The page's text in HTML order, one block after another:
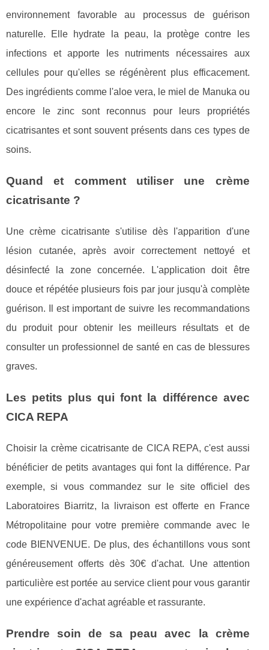
environnement favorable au processus de guérison
naturelle. Elle hydrate la peau, la protège contre les
infections et apporte les nutriments nécessaires aux
cellules pour qu'elles se régénèrent plus efficacement.
Des ingrédients comme l'aloe vera, le miel de Manuka ou
encore le zinc sont reconnus pour leurs propriétés
cicatrisantes et sont souvent présents dans ces types de
soins.
Quand et comment utiliser une crème
cicatrisante ?
Une crème cicatrisante s'utilise dès l'apparition d'une
lésion cutanée, après avoir correctement nettoyé et
désinfecté la zone concernée. L'application doit être
douce et répétée plusieurs fois par jour jusqu'à complète
guérison. Il est important de suivre les recommandations
du produit pour obtenir les meilleurs résultats et de
consulter un professionnel de santé en cas de blessures
graves.
Les petits plus qui font la différence avec
CICA REPA
Choisir la crème cicatrisante de CICA REPA, c'est aussi
bénéficier de petits avantages qui font la différence. Par
exemple, si vous commandez sur le site officiel des
Laboratoires Biarritz, la livraison est offerte en France
Métropolitaine pour votre première commande avec le
code BIENVENUE. De plus, des échantillons vous sont
généreusement offerts dès 30€ d'achat. Une attention
particulière est portée au service client pour vous garantir
une expérience d'achat agréable et rassurante.
Prendre soin de sa peau avec la crème